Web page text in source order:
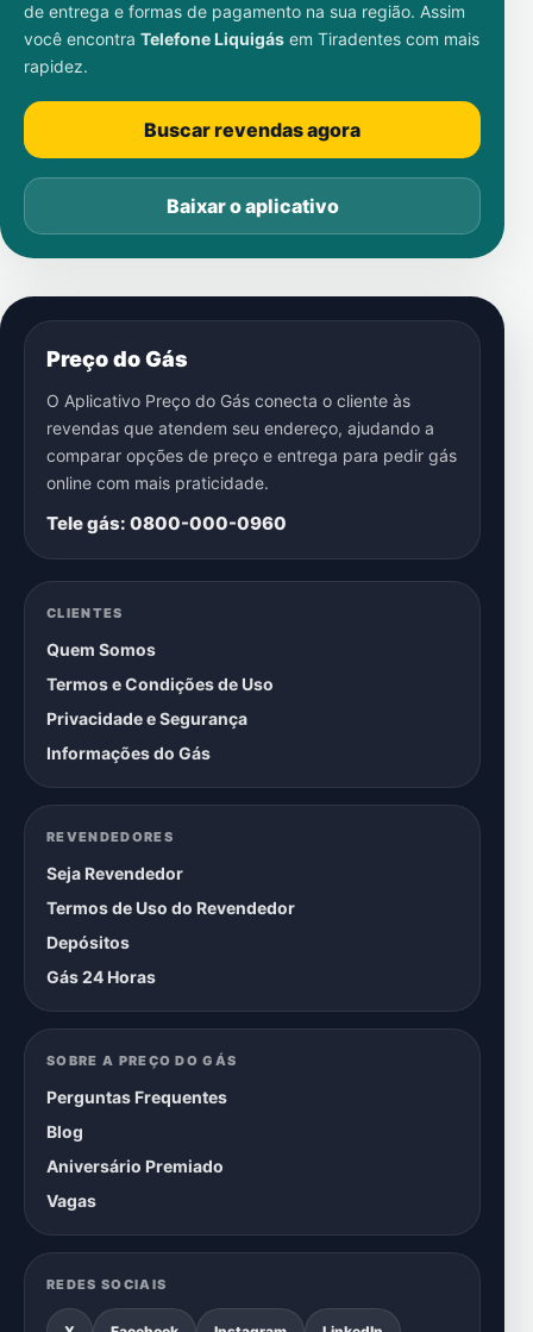
de entrega e formas de pagamento na sua região. Assim
você encontra Telefone Liquigás em Tiradentes com mais
rapidez.
Buscar revendas agora
Baixar o aplicativo
Preço do Gás
O Aplicativo Preço do Gás conecta o cliente às
revendas que atendem seu endereço, ajudando a
comparar opções de preço e entrega para pedir gás
online com mais praticidade.
Tele gás: 0800-000-0960
CLIENTES
Quem Somos
Termos e Condições de Uso
Privacidade e Segurança
Informações do Gás
REVENDEDORES
Seja Revendedor
Termos de Uso do Revendedor
Depósitos
Gás 24 Horas
SOBRE A PREÇO DO GÁS
Perguntas Frequentes
Blog
Aniversário Premiado
Vagas
REDES SOCIAIS